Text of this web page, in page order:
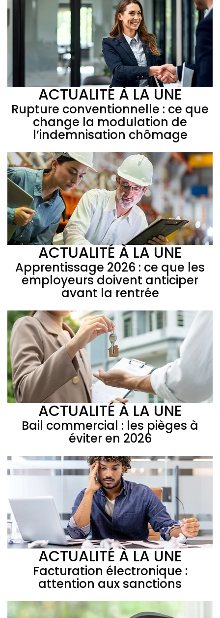
ACTUALITÉ À LA UNE
Rupture conventionnelle : ce que
change la modulation de
l’indemnisation chômage
ACTUALITÉ À LA UNE
Apprentissage 2026 : ce que les
employeurs doivent anticiper
avant la rentrée
ACTUALITÉ À LA UNE
Bail commercial : les pièges à
éviter en 2026
ACTUALITÉ À LA UNE
Facturation électronique :
attention aux sanctions